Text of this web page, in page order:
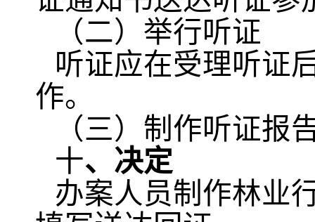
（二）举行听证
听证应在受理听证
作。
（三）制作听证报
十、决定
办案人员制作林业